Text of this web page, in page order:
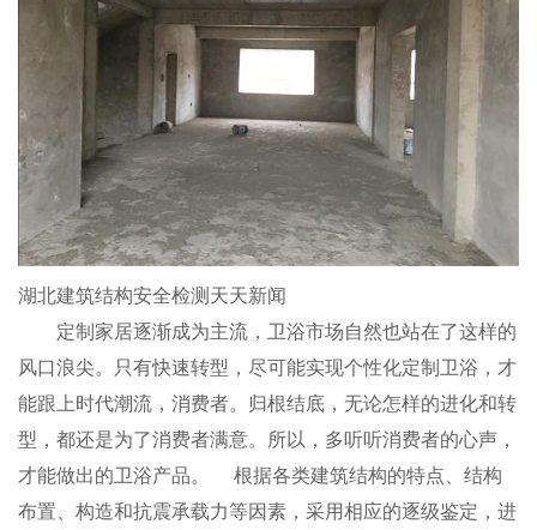
湖北建筑结构安全检测天天新闻
定制家居逐渐成为主流，卫浴市场自然也站在了这样的
风口浪尖。只有快速转型，尽可能实现个性化定制卫浴，才
能跟上时代潮流，消费者。归根结底，无论怎样的进化和转
型，都还是为了消费者满意。所以，多听听消费者的心声，
才能做出的卫浴产品。 根据各类建筑结构的特点、结构
布置、构造和抗震承载力等因素，采用相应的逐级鉴定，进